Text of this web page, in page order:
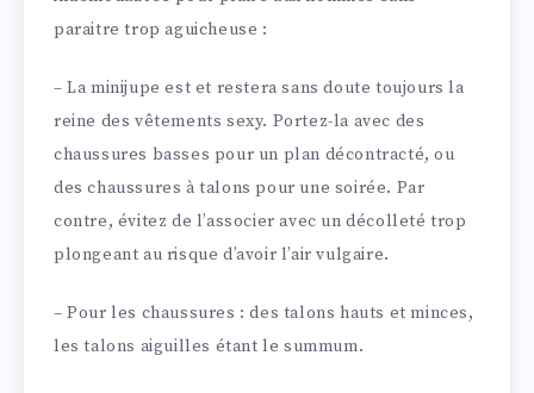
paraitre trop aguicheuse :
– La minijupe est et restera sans doute toujours la
reine des vêtements sexy. Portez-la avec des
chaussures basses pour un plan décontracté, ou
des chaussures à talons pour une soirée. Par
contre, évitez de l’associer avec un décolleté trop
plongeant au risque d’avoir l’air vulgaire.
– Pour les chaussures : des talons hauts et minces,
les talons aiguilles étant le summum.